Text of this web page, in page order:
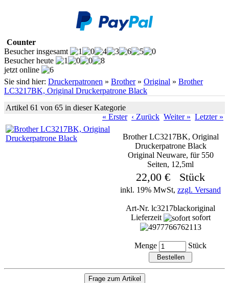
Counter
Besucher insgesamt
Besucher heute
jetzt online
Sie sind hier: Druckerpatronen » Brother» Original » Brother
LC3217BK, Original Druckerpatrone Black
Artikel 61 von 65 in dieser Kategorie
« Erster ‹ Zurück Weiter » Letzter »
Brother LC3217BK, Original
Druckerpatrone Black
Original Neuware, für 550
Seiten, 12,5ml
22,00 € Stück
inkl. 19% MwSt, zzgl. Versand
Art-Nr. lc3217blackoriginal
Lieferzeit
sofort
Menge Stück